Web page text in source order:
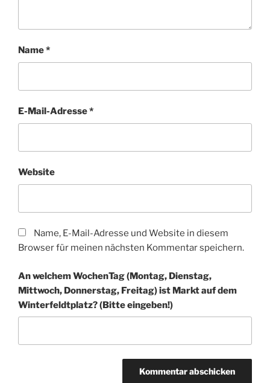
Name*
E-Mail-Adresse*
Website
Name, E-Mail-Adresse und Website in diesem
Browser für meinen nächsten Kommentar speichern.
An welchem WochenTag (Montag, Dienstag,
Mittwoch, Donnerstag, Freitag) ist Markt auf dem
Winter­feldt­platz? (Bitte eingeben!)